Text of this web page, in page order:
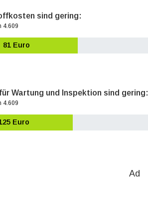
sind gering:
4.609
81 Euro
Wartung und Inspektion sind gering:
4.609
Euro
Ad